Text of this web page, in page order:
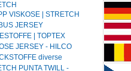
VISKOSE | STRETCH
JERSEY
| TOPTEX
JERSEY - HILCO
diverse
PUNTA TWILL -